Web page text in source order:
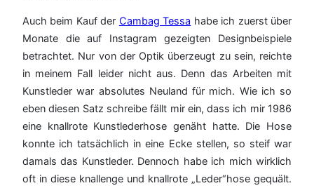
Auch beim Kauf der Cambag Tessa habe ich zuerst über
Monate die auf Instagram gezeigten Designbeispiele
betrachtet. Nur von der Optik überzeugt zu sein, reichte
in meinem Fall leider nicht aus. Denn das Arbeiten mit
Kunstleder war absolutes Neuland für mich. Wie ich so
eben diesen Satz schreibe fällt mir ein, dass ich mir 1986
eine knallrote Kunstlederhose genäht hatte. Die Hose
konnte ich tatsächlich in eine Ecke stellen, so steif war
damals das Kunstleder. Dennoch habe ich mich wirklich
oft in diese knallenge und knallrote „Leder“hose gequält.